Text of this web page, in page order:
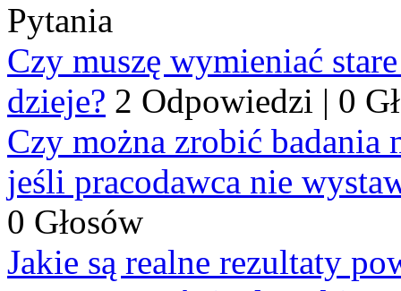
Pytania
Czy muszę wymieniać
dzieje? 2 Odpowiedzi | 0
Czy można zrobić badania
jeśli pracodawca nie
0 Głosów
Jakie są realne rezultaty